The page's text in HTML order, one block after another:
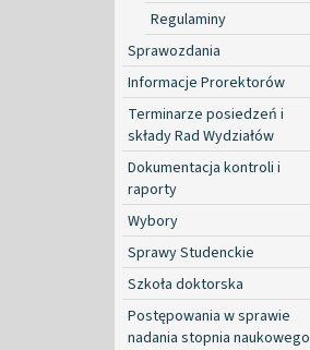
Regulaminy
Sprawozdania
Informacje Prorektorów
Terminarze posiedzeń i
składy Rad Wydziałów
Dokumentacja kontroli i
raporty
Wybory
Sprawy Studenckie
Szkoła doktorska
Postępowania w sprawie
nadania stopnia naukowego